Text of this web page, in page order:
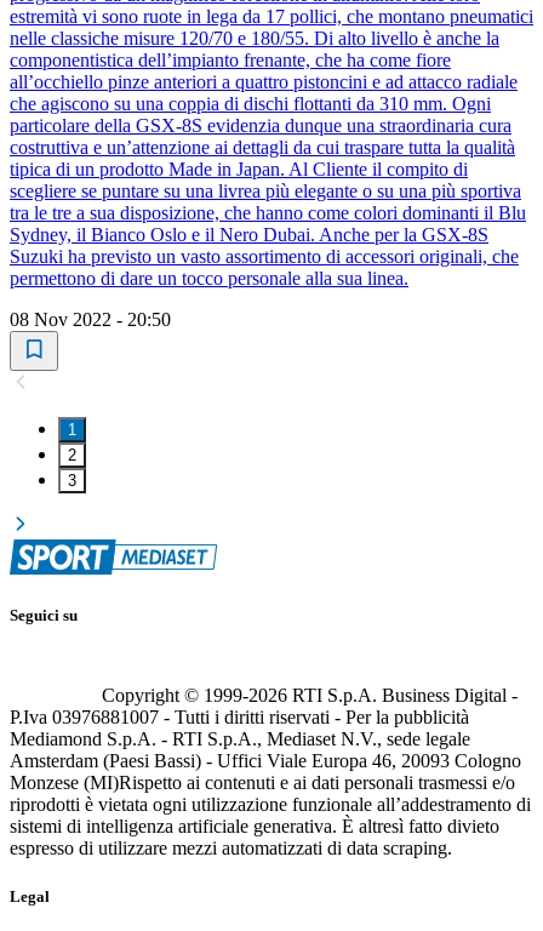
estremità vi sono ruote in lega da 17 pollici, che montano pneumatici
nelle classiche misure 120/70 e 180/55. Di alto livello è anche la
componentistica dell’impianto frenante, che ha come fiore
all’occhiello pinze anteriori a quattro pistoncini e ad attacco radiale
che agiscono su una coppia di dischi flottanti da 310 mm. Ogni
particolare della GSX-8S evidenzia dunque una straordinaria cura
costruttiva e un’attenzione ai dettagli da cui traspare tutta la qualità
tipica di un prodotto Made in Japan. Al Cliente il compito di
scegliere se puntare su una livrea più elegante o su una più sportiva
tra le tre a sua disposizione, che hanno come colori dominanti il Blu
Sydney, il Bianco Oslo e il Nero Dubai. Anche per la GSX-8S
Suzuki ha previsto un vasto assortimento di accessori originali, che
permettono di dare un tocco personale alla sua linea.
08 Nov 2022 - 20:50
1
2
3
Seguici su
Copyright © 1999-2026 RTI S.p.A. Business Digital -
P.Iva 03976881007 - Tutti i diritti riservati - Per la pubblicità
Mediamond S.p.A. - RTI S.p.A., Mediaset N.V., sede legale
Amsterdam (Paesi Bassi) - Uffici Viale Europa 46, 20093 Cologno
Monzese (MI)Rispetto ai contenuti e ai dati personali trasmessi e/o
riprodotti è vietata ogni utilizzazione funzionale all’addestramento di
sistemi di intelligenza artificiale generativa. È altresì fatto divieto
espresso di utilizzare mezzi automatizzati di data scraping.
Legal